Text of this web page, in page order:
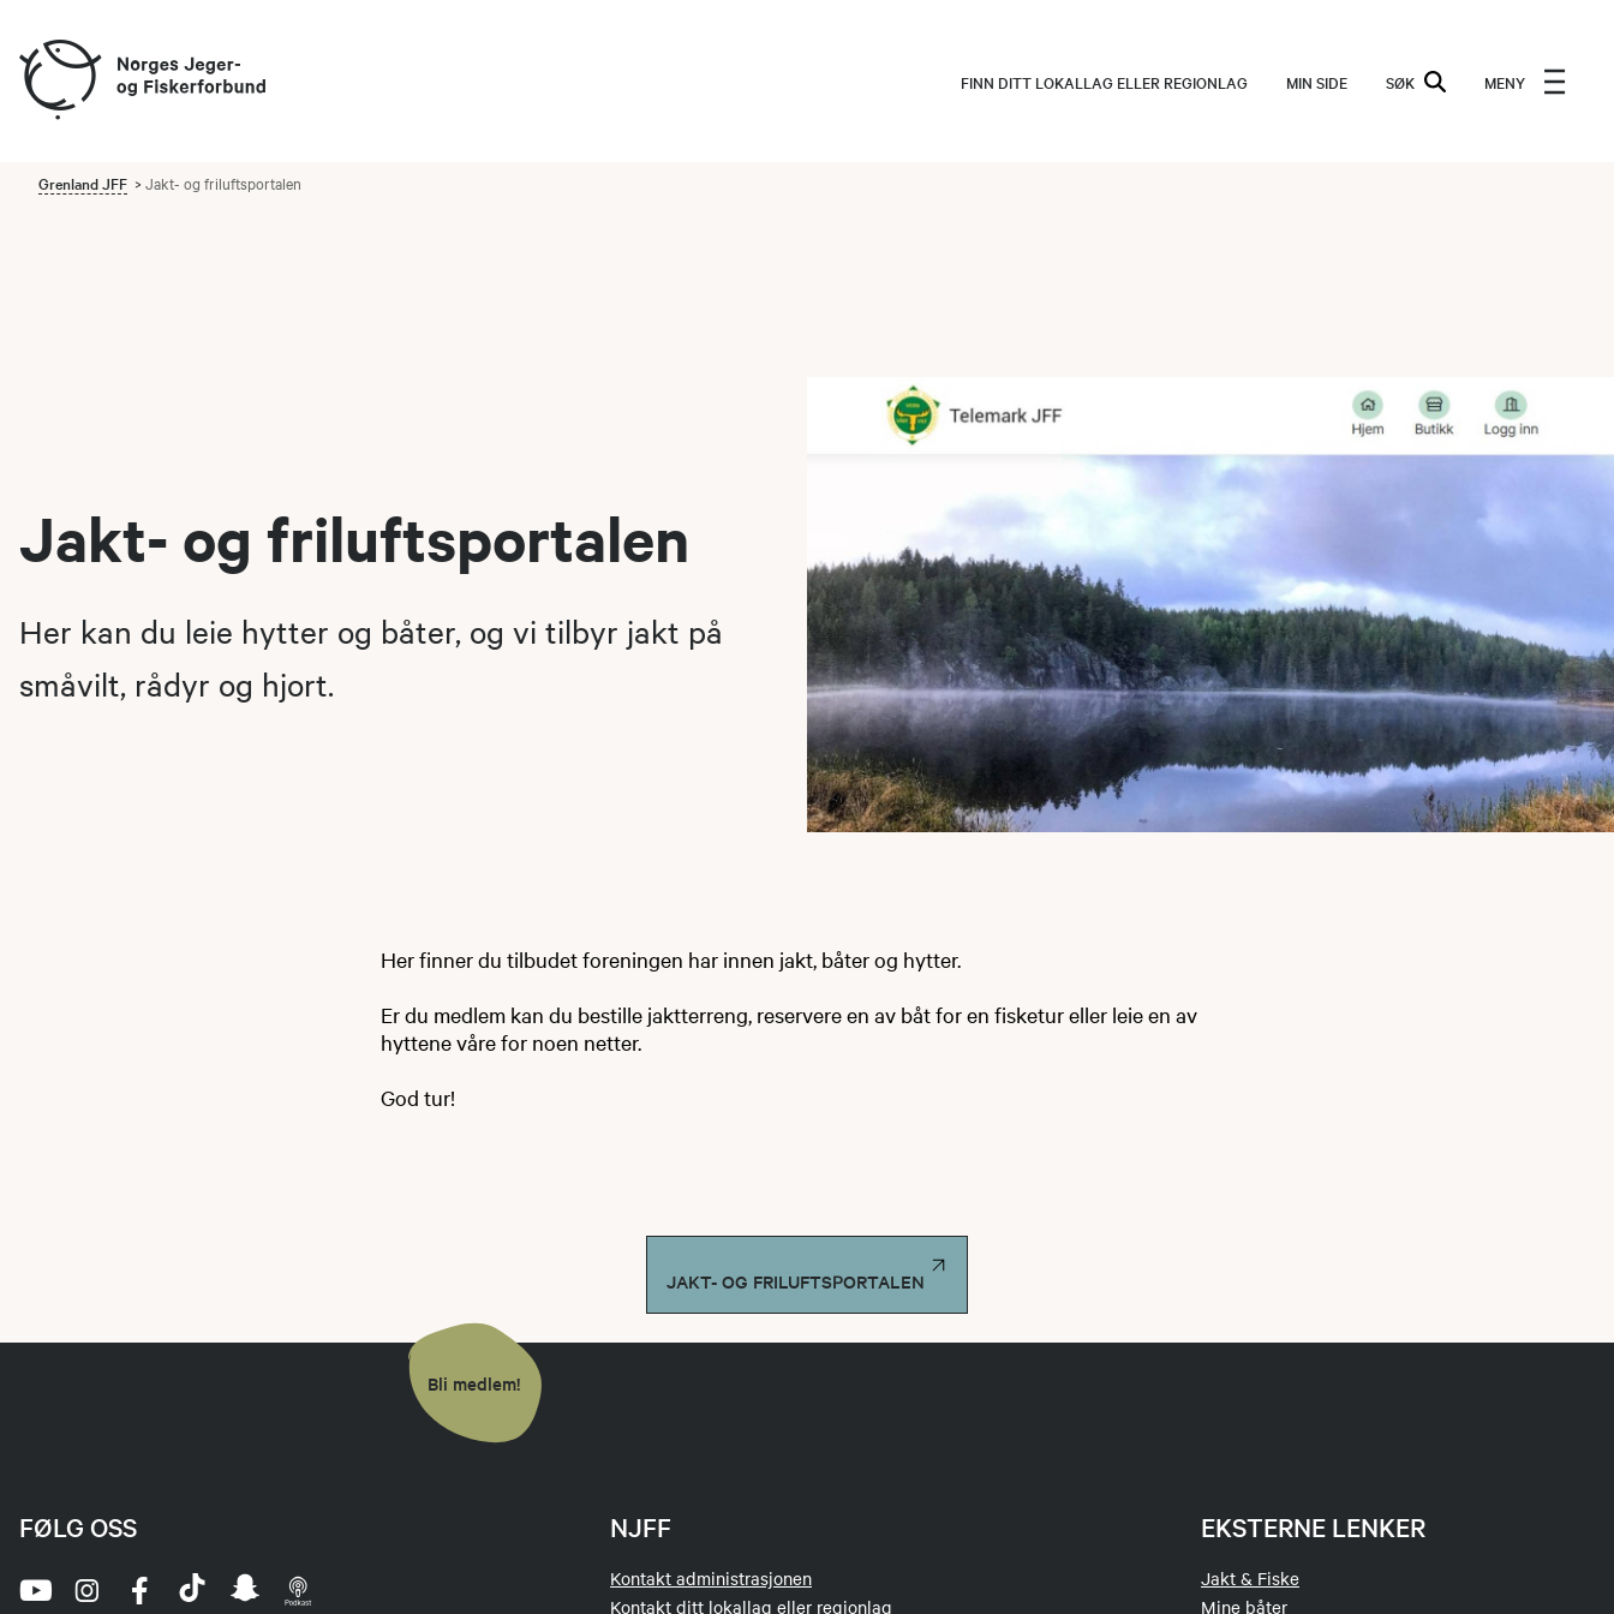
FINN DITT LOKALLAG ELLER REGIONLAG MIN SIDE SØK MENY
Grenland JFF Jakt- og friluftsportalen
Jakt- og friluftsportalen
Her kan du leie hytter og båter, og vi tilbyr jakt på
småvilt, rådyr og hjort.
Her finner du tilbudet foreningen har innen jakt, båter og hytter.
Er du medlem kan du bestille jaktterreng, reservere en av båt for en fisketur eller leie en av
hyttene våre for noen netter.
God tur!
JAKT- OG FRILUFTSPORTALEN
Bli medlem!
NJFF
Kontakt administrasjonen
Kontakt ditt lokallag eller regionlag
EKSTERNE LENKER
Jakt & Fiske
Mine båter
FØLG OSS